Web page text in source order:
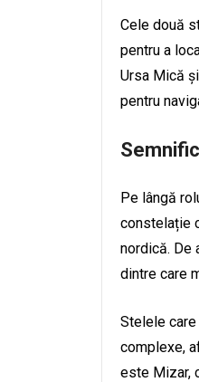
Cele două
pentru a
Ursa Mică
pentru
Pe lângă
constelație
nordică. De
dintre care
Stelele
complexe,
este Mizar,